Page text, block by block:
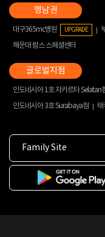
대구365mc병원 UPGRADE
해운대 람스 스페셜센터
인도네시아 1호 자카르타 Selatan
인도네시아 3호 Surabaya점
태
Family Site